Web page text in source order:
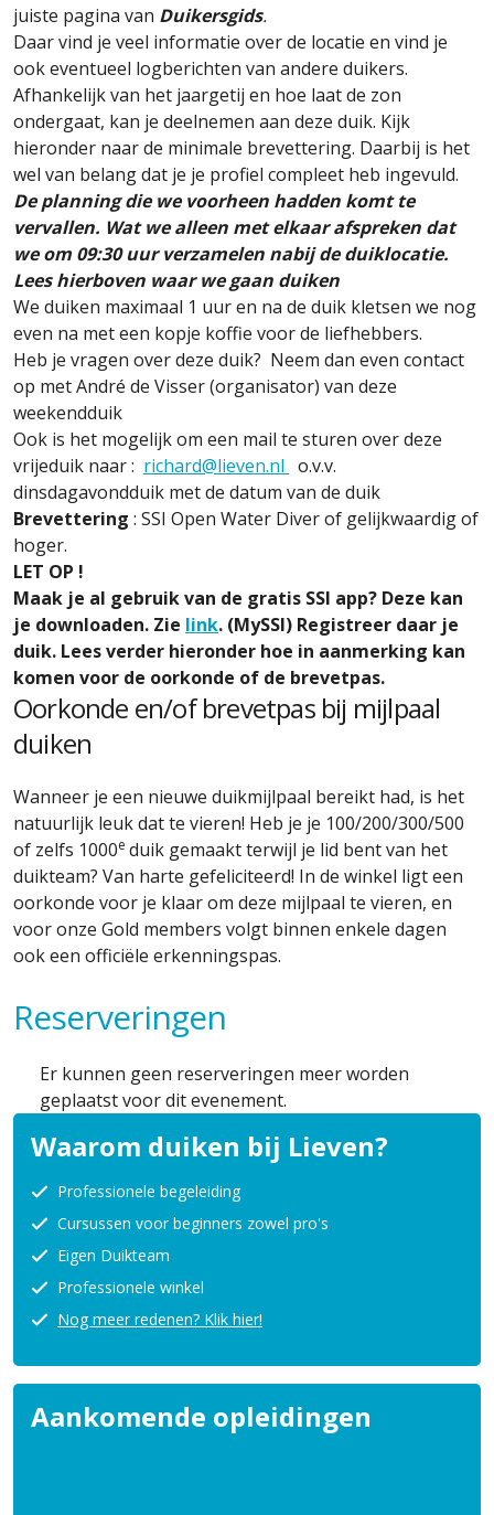
juiste pagina van Duikersgids.
Daar vind je veel informatie over de locatie en vind je
ook eventueel logberichten van andere duikers.
Afhankelijk van het jaargetij en hoe laat de zon
ondergaat, kan je deelnemen aan deze duik. Kijk
hieronder naar de minimale brevettering. Daarbij is het
wel van belang dat je je profiel compleet heb ingevuld.
De planning die we voorheen hadden komt te
vervallen. Wat we alleen met elkaar afspreken dat
we om 09:30 uur verzamelen nabij de duiklocatie.
Lees hierboven waar we gaan duiken
We duiken maximaal 1 uur en na de duik kletsen we nog
even na met een kopje koffie voor de liefhebbers.
Heb je vragen over deze duik? Neem dan even contact
op met André de Visser (organisator) van deze
weekendduik
Ook is het mogelijk om een mail te sturen over deze
vrijeduik naar : richard@lieven.nl o.v.v.
dinsdagavondduik met de datum van de duik
Brevettering : SSI Open Water Diver of gelijkwaardig of
hoger.
LET OP !
Maak je al gebruik van de gratis SSI app? Deze kan
je downloaden. Zie link. (MySSI) Registreer daar je
duik. Lees verder hieronder hoe in aanmerking kan
komen voor de oorkonde of de brevetpas.
Oorkonde en/of brevetpas bij mijlpaal
duiken
Wanneer je een nieuwe duikmijlpaal bereikt had, is het
natuurlijk leuk dat te vieren! Heb je je 100/200/300/500
of zelfs 1000e duik gemaakt terwijl je lid bent van het
duikteam? Van harte gefeliciteerd! In de winkel ligt een
oorkonde voor je klaar om deze mijlpaal te vieren, en
voor onze Gold members volgt binnen enkele dagen
ook een officiële erkenningspas.
Reserveringen
Er kunnen geen reserveringen meer worden
geplaatst voor dit evenement.
Waarom duiken bij Lieven?
Professionele begeleiding
Cursussen voor beginners zowel pro's
Eigen Duikteam
Professionele winkel
Nog meer redenen? Klik hier!
Aankomende opleidingen